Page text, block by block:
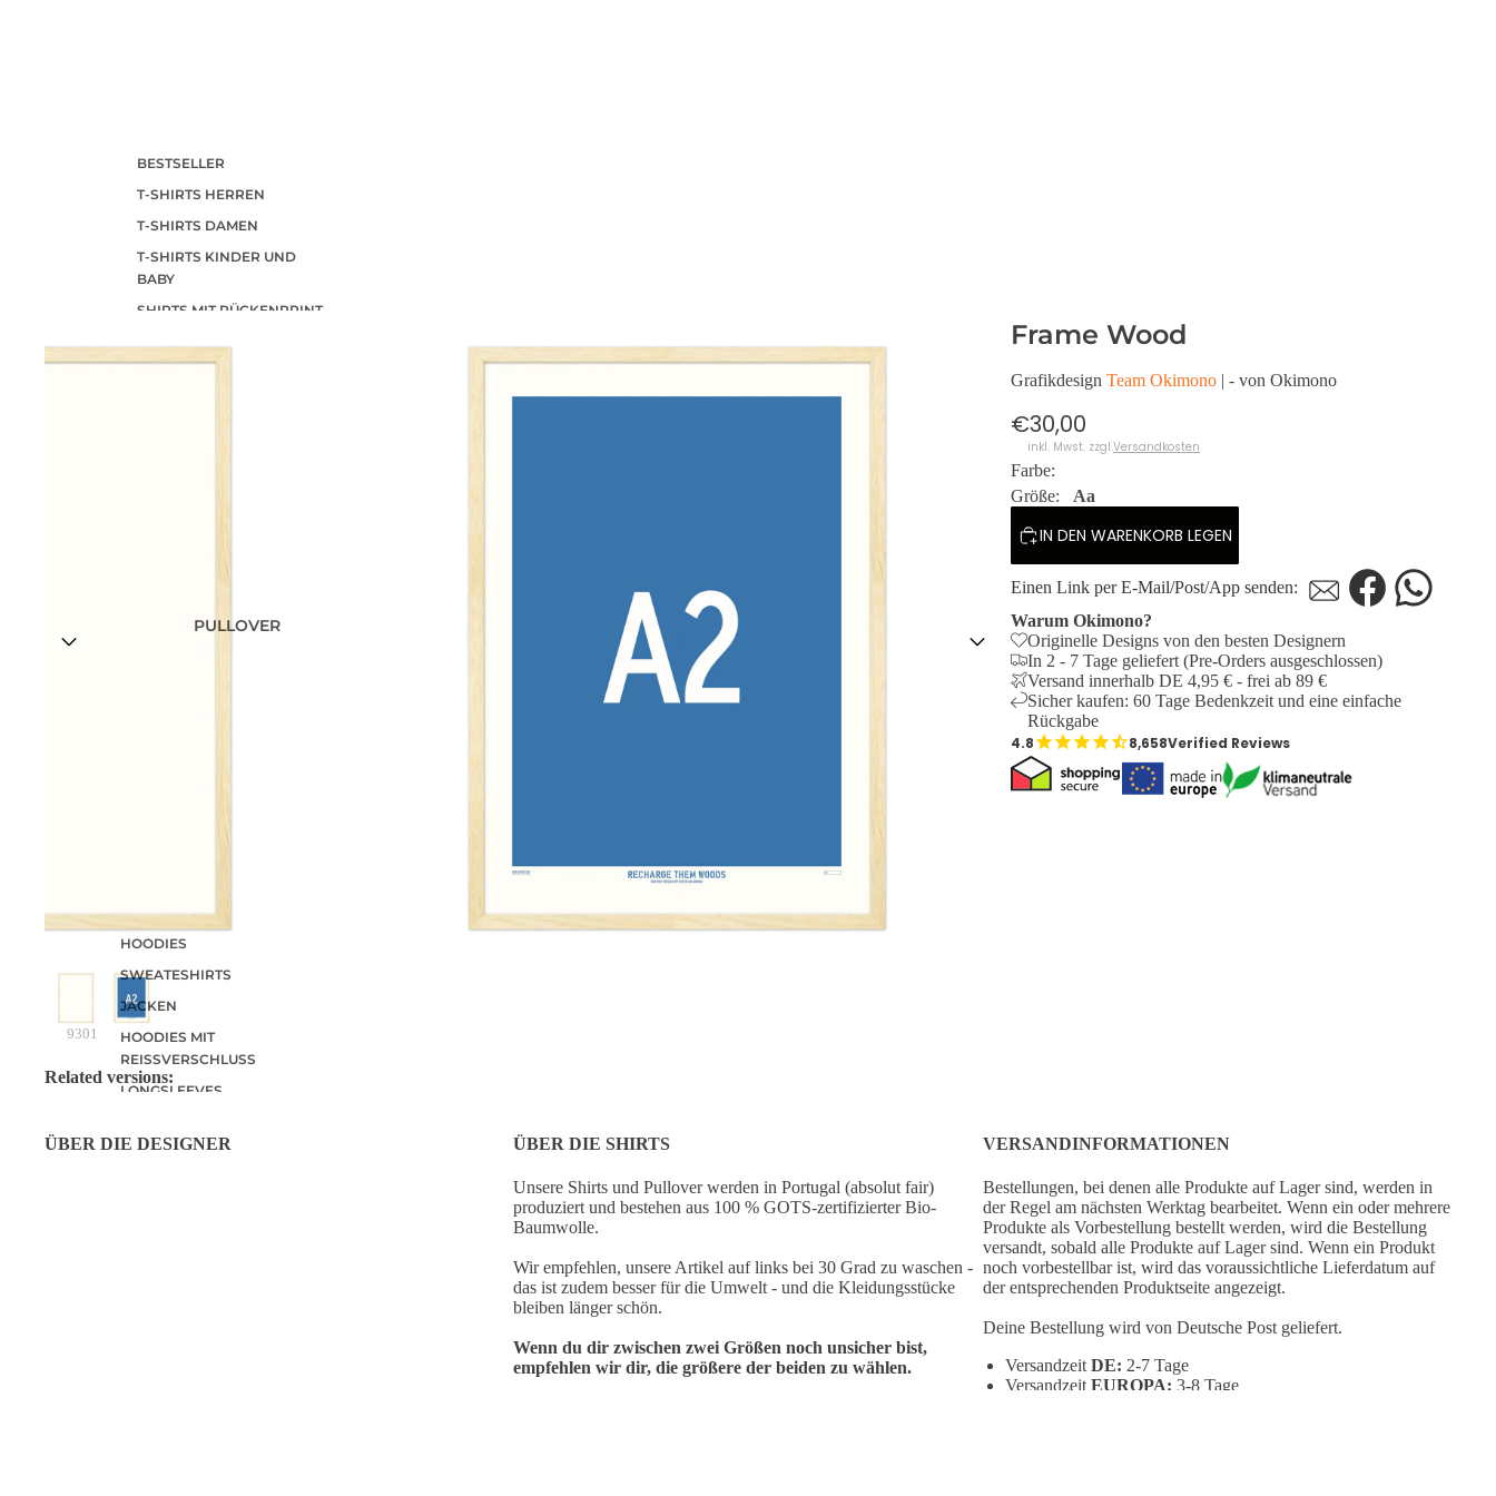
BESTSELLER
T-SHIRTS HERREN
T-SHIRTS DAMEN
T-SHIRTS KINDER UND
BABY
SHIRTS MIT RÜCKENPRINT
PULLOVER
HOODIES
SWEATESHIRTS
JACKEN
HOODIES MIT
REISSVERSCHLUSS
LONGSLEEVES
9301
Related versions:
Frame Wood
Grafikdesign Team Okimono | - von Okimono
€30,00
inkl. Mwst. zzgl.Versandkosten
Farbe:
Größe:
Aa
IN DEN WARENKORB LEGEN
Einen Link per E-Mail/Post/App senden:
Warum Okimono?
Originelle Designs von den besten Designern
In 2 - 7 Tage geliefert (Pre-Orders ausgeschlossen)
Versand innerhalb DE 4,95 € - frei ab 89 €
Sicher kaufen: 60 Tage Bedenkzeit und eine einfache
Rückgabe
8,658Verified Reviews
ÜBER DIE DESIGNER ÜBER DIE SHIRTS
Unsere Shirts und Pullover werden in Portugal (absolut fair)
produziert und bestehen aus 100 % GOTS-zertifizierter Bio-
Baumwolle.
Wir empfehlen, unsere Artikel auf links bei 30 Grad zu waschen -
das ist zudem besser für die Umwelt - und die Kleidungsstücke
bleiben länger schön.
Wenn du dir zwischen zwei Größen noch unsicher bist,
empfehlen wir dir, die größere der beiden zu wählen.
VERSANDINFORMATIONEN
Bestellungen, bei denen alle Produkte auf Lager sind, werden in
der Regel am nächsten Werktag bearbeitet. Wenn ein oder mehrere
Produkte als Vorbestellung bestellt werden, wird die Bestellung
versandt, sobald alle Produkte auf Lager sind. Wenn ein Produkt
noch vorbestellbar ist, wird das voraussichtliche Lieferdatum auf
der entsprechenden Produktseite angezeigt.
Deine Bestellung wird von Deutsche Post geliefert.
VersandzeitDE: 2-7 Tage
Versandzeit EUROPA: 3-8 Tage